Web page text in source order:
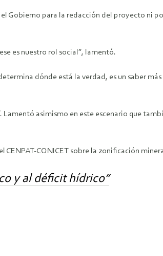
Gobierno para la redacción del proyecto ni
es nuestro rol social”, lamentó.
dónde está la verdad, es un saber más
asimismo en este escenario que
CONICET sobre la zonificación
y al déficit hídrico”